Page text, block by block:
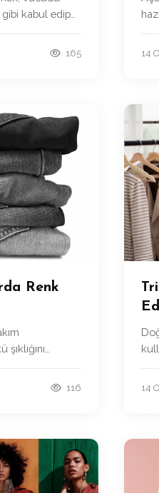
kabul edip
165 14
Renk
yıkamak ve
116 14